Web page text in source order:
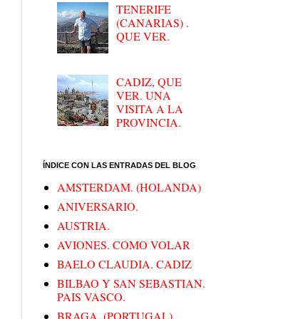
TENERIFE
(CANARIAS) .
QUE VER.
CADIZ, QUE
VER. UNA
VISITA A LA
PROVINCIA.
ÍNDICE CON LAS ENTRADAS DEL BLOG
AMSTERDAM. (HOLANDA)
ANIVERSARIO.
AUSTRIA.
AVIONES. COMO VOLAR
BAELO CLAUDIA. CADIZ
BILBAO Y SAN SEBASTIAN.
PAIS VASCO.
BRAGA. (PORTUGAL)